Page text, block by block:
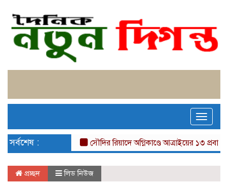
Toggle
সর্বশেষ : সৌদির রিয়াদে অগ্নিকাণ্ডে আত্রাইয়ের ১৩ প্রবাসী
প্রচ্ছদ লিড নিউজ